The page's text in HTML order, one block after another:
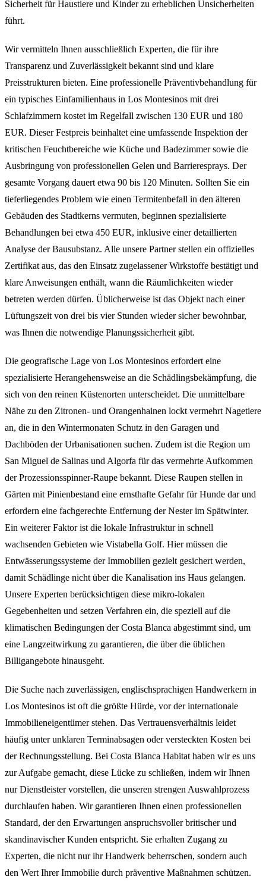
Sicherheit für Haustiere und Kinder zu erheblichen Unsicherheiten
führt.
Wir vermitteln Ihnen ausschließlich Experten, die für ihre
Transparenz und Zuverlässigkeit bekannt sind und klare
Preisstrukturen bieten. Eine professionelle Präventivbehandlung für
ein typisches Einfamilienhaus in Los Montesinos mit drei
Schlafzimmern kostet im Regelfall zwischen 130 EUR und 180
EUR. Dieser Festpreis beinhaltet eine umfassende Inspektion der
kritischen Feuchtbereiche wie Küche und Badezimmer sowie die
Ausbringung von professionellen Gelen und Barrieresprays. Der
gesamte Vorgang dauert etwa 90 bis 120 Minuten. Sollten Sie ein
tieferliegendes Problem wie einen Termitenbefall in den älteren
Gebäuden des Stadtkerns vermuten, beginnen spezialisierte
Behandlungen bei etwa 450 EUR, inklusive einer detaillierten
Analyse der Bausubstanz. Alle unsere Partner stellen ein offizielles
Zertifikat aus, das den Einsatz zugelassener Wirkstoffe bestätigt und
klare Anweisungen enthält, wann die Räumlichkeiten wieder
betreten werden dürfen. Üblicherweise ist das Objekt nach einer
Lüftungszeit von drei bis vier Stunden wieder sicher bewohnbar,
was Ihnen die notwendige Planungssicherheit gibt.
Die geografische Lage von Los Montesinos erfordert eine
spezialisierte Herangehensweise an die Schädlingsbekämpfung, die
sich von den reinen Küstenorten unterscheidet. Die unmittelbare
Nähe zu den Zitronen- und Orangenhainen lockt vermehrt Nagetiere
an, die in den Wintermonaten Schutz in den Garagen und
Dachböden der Urbanisationen suchen. Zudem ist die Region um
San Miguel de Salinas und Algorfa für das vermehrte Aufkommen
der Prozessionsspinner-Raupe bekannt. Diese Raupen stellen in
Gärten mit Pinienbestand eine ernsthafte Gefahr für Hunde dar und
erfordern eine fachgerechte Entfernung der Nester im Spätwinter.
Ein weiterer Faktor ist die lokale Infrastruktur in schnell
wachsenden Gebieten wie Vistabella Golf. Hier müssen die
Entwässerungssysteme der Immobilien gezielt gesichert werden,
damit Schädlinge nicht über die Kanalisation ins Haus gelangen.
Unsere Experten berücksichtigen diese mikro-lokalen
Gegebenheiten und setzen Verfahren ein, die speziell auf die
klimatischen Bedingungen der Costa Blanca abgestimmt sind, um
eine Langzeitwirkung zu garantieren, die über die üblichen
Billigangebote hinausgeht.
Die Suche nach zuverlässigen, englischsprachigen Handwerkern in
Los Montesinos ist oft die größte Hürde, vor der internationale
Immobilieneigentümer stehen. Das Vertrauensverhältnis leidet
häufig unter unklaren Terminabsagen oder versteckten Kosten bei
der Rechnungsstellung. Bei Costa Blanca Habitat haben wir es uns
zur Aufgabe gemacht, diese Lücke zu schließen, indem wir Ihnen
nur Dienstleister vorstellen, die unseren strengen Auswahlprozess
durchlaufen haben. Wir garantieren Ihnen einen professionellen
Standard, der den Erwartungen anspruchsvoller britischer und
skandinavischer Kunden entspricht. Sie erhalten Zugang zu
Experten, die nicht nur ihr Handwerk beherrschen, sondern auch
den Wert Ihrer Immobilie durch präventive Maßnahmen schützen.